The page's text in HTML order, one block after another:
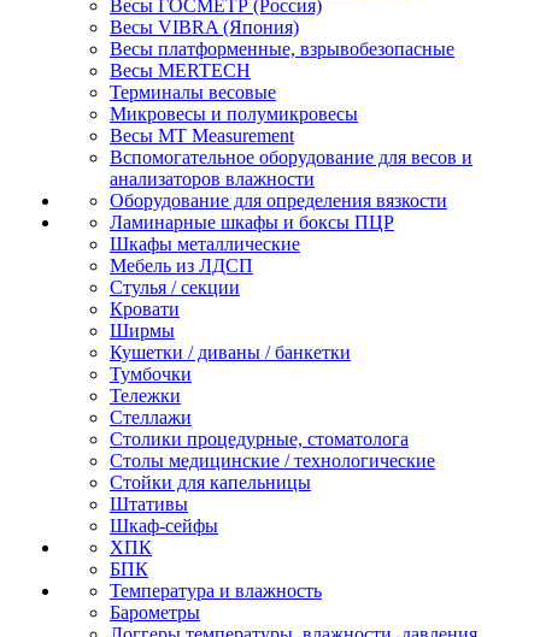
Весы ГОСМЕТР (Россия)
Весы VIBRA (Япония)
Весы платформенные, взрывобезопасные
Весы MERTECH
Терминалы весовые
Микровесы и полумикровесы
Весы MT Measurement
Вспомогательное оборудование для весов и
анализаторов влажности
Оборудование для определения вязкости
Ламинарные шкафы и боксы ПЦР
Шкафы металлические
Мебель из ЛДСП
Стулья / секции
Кровати
Ширмы
Кушетки / диваны / банкетки
Тумбочки
Тележки
Стеллажи
Столики процедурные, стоматолога
Столы медицинские / технологические
Стойки для капельницы
Штативы
Шкаф-сейфы
ХПК
БПК
Температура и влажность
Барометры